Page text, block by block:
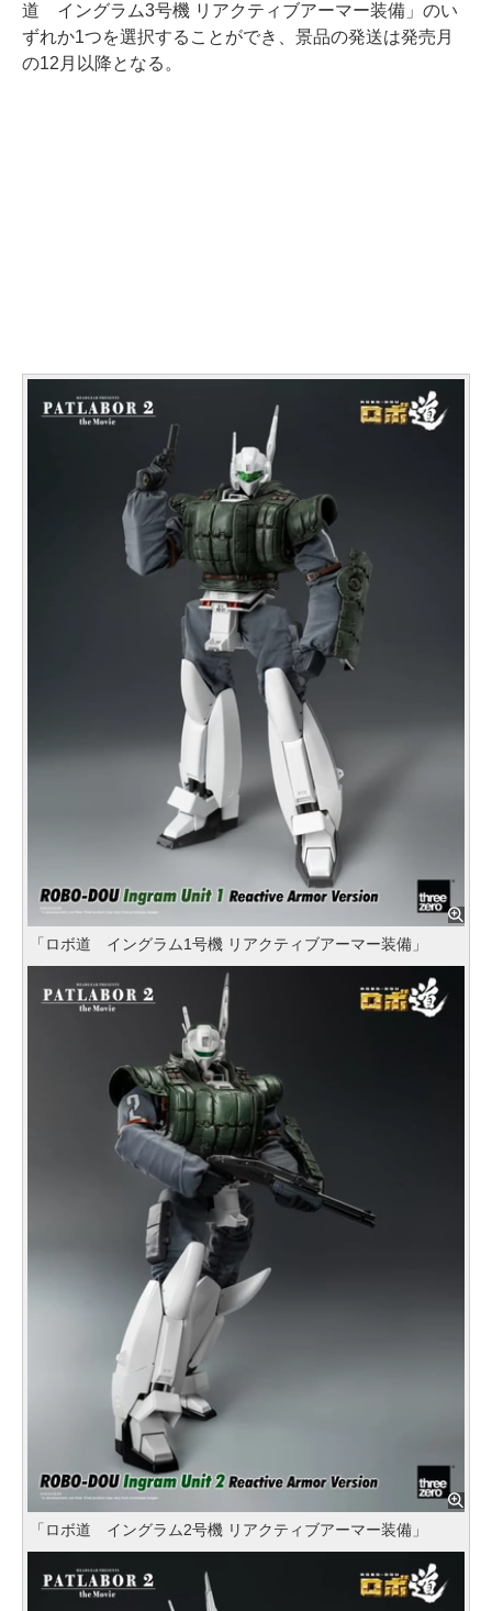
道 イングラム3号機 リアクティブアーマー装備」のい
ずれか1つを選択することができ、景品の発送は発売月
の12月以降となる。
「ロボ道 イングラム1号機 リアクティブアーマー装備」
「ロボ道 イングラム2号機 リアクティブアーマー装備」